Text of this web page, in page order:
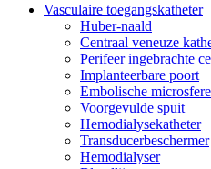
Vasculaire toegangskatheter
Huber-naald
Centraal veneuze
Perifeer ingebrachte
Implanteerbare poort
Embolische
Voorgevulde spuit
Hemodialysekatheter
Transducerbeschermer
Hemodialyser